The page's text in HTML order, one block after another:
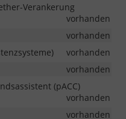
Verankerung
vorhanden
vorhanden
vorhanden
vorhanden
(pACC)
vorhanden
vorhanden